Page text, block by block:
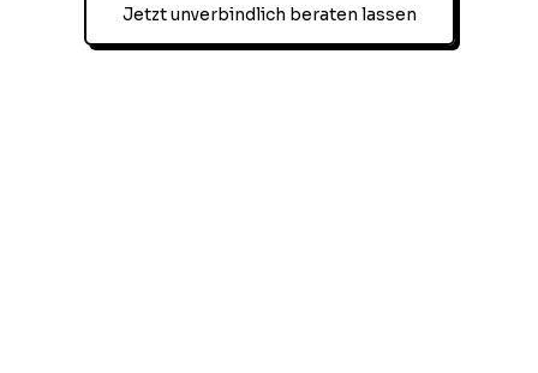
Jetzt unverbindlich beraten lassen